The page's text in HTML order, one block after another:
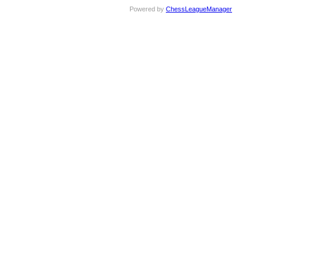
Powered by ChessLeagueManager